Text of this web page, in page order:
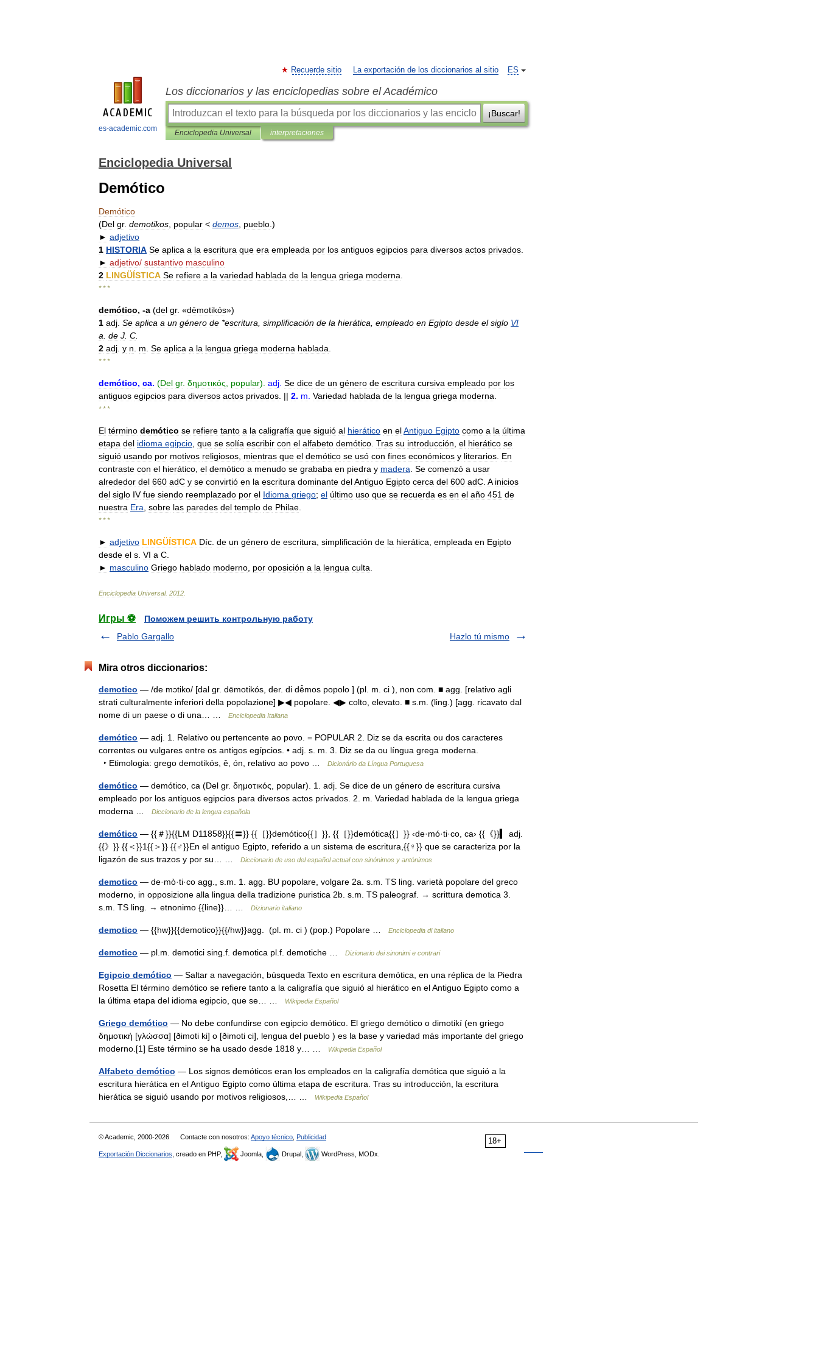
es-academic.com
ES
Recuerde sitio La exportación de los diccionarios al sitio
Los diccionarios y las enciclopedias sobre el Académico
¡Buscar!
Enciclopedia Universal interpretaciones
Enciclopedia Universal
Demótico
Demótico
(Del gr. demotikos popular < demos pueblo .)
► adjetivo
1 HISTORIA Se aplica a la escritura que era empleada por los antiguos egipcios para diversos actos privados
► adjetivo/ sustantivo masculino
2 LINGÜÍSTICA Se refiere a la variedad hablada de la lengua griega moderna
* * *
demótico, -a (del gr. «dēmotikós»)
1 adj Se aplica a un género de *escritura simplificación de la hierática empleado en Egipto desde el siglo VI
a de J C
2 adj y n m Se aplica a la lengua griega moderna hablada
* * *
demótico, ca. (Del gr. δημοτικός popular). adj Se dice de un género de escritura cursiva empleado por los
antiguos egipcios para diversos actos privados . || 2. m Variedad hablada de la lengua griega moderna
* * *
El término demótico se refiere tanto a la caligrafía que siguió al hierático en elAntiguo Egipto como a la última
etapa del idioma egipcio que se solía escribir con el alfabeto demótico Tras su introducción el hierático se
siguió usando por motivos religiosos mientras que el demótico se usó con fines económicos y literarios En
contraste con el hierático el demótico a menudo se grababa en piedra y madera Se comenzó a usar
alrededor del 660 adC y se convirtió en la escritura dominante delAntiguo Egipto cerca del 600 adC A inicios
del siglo IV fue siendo reemplazado por el Idioma griego; el último uso que se recuerda es en el año 451 de
nuestra Era sobre las paredes del templo de Philae
* * *
► adjetivo LINGÜÍSTICA Díc de un género de escritura simplificación de la hierática empleada en Egipto
desde el s VI a C
► masculino Griego hablado moderno por oposición a la lengua culta
Enciclopedia Universal. 2012
Игры ⚽
Поможем решить контрольную работу
Pablo Gargallo
Hazlo tú mismo
Mira otros diccionarios:
demotico — /de mɔtiko/ [dal gr. dēmotikós, der. di dē̂mos popolo ] (pl. m. ci ), non com. ■ agg. [relativo agli
strati culturalmente inferiori della popolazione] ▶◀ popolare. ◀▶ colto, elevato. ■ s.m. (ling.) [agg. ricavato dal
nome di un paese o di una… …
Enciclopedia Italiana
demótico — adj. 1. Relativo ou pertencente ao povo. = POPULAR 2. Diz se da escrita ou dos caracteres
correntes ou vulgares entre os antigos egípcios. • adj. s. m. 3. Diz se da ou língua grega moderna.
‣ Etimologia: grego demotikós, ê, ón, relativo ao povo …
Dicionário da Língua Portuguesa
demótico — demótico, ca (Del gr. δημοτικός, popular). 1. adj. Se dice de un género de escritura cursiva
empleado por los antiguos egipcios para diversos actos privados. 2. m. Variedad hablada de la lengua griega
moderna …
Diccionario de la lengua española
demótico — {{＃}}{{LM D11858}}{{〓}} {{［}}demótico{{］}}, {{［}}demótica{{］}} ‹de·mó·ti·co, ca› {{《}}▍ adj.
{{》}} {{＜}}1{{＞}} {{♂}}En el antiguo Egipto, referido a un sistema de escritura,{{♀}} que se caracteriza por la
ligazón de sus trazos y por su… …
Diccionario de uso del español actual con sinónimos y antónimos
demotico — de·mò·ti·co agg., s.m. 1. agg. BU popolare, volgare 2a. s.m. TS ling. varietà popolare del greco
moderno, in opposizione alla lingua della tradizione puristica 2b. s.m. TS paleograf. → scrittura demotica 3.
s.m. TS ling. → etnonimo {{line}}… …
Dizionario italiano
demotico — {{hw}}{{demotico}}{{/hw}}agg. (pl. m. ci ) (pop.) Popolare … Enciclopedia di italiano
demotico — pl.m. demotici sing.f. demotica pl.f. demotiche … Dizionario dei sinonimi e contrari
Egipcio demótico — Saltar a navegación, búsqueda Texto en escritura demótica, en una réplica de la Piedra
Rosetta El término demótico se refiere tanto a la caligrafía que siguió al hierático en el Antiguo Egipto como a
la última etapa del idioma egipcio, que se… …
Wikipedia Español
Griego demótico — No debe confundirse con egipcio demótico. El griego demótico o dimotikí (en griego
δημοτική [γλώσσα] [ðimoti ki] o [ðimoti ci], lengua del pueblo ) es la base y variedad más importante del griego
moderno.[1] Este término se ha usado desde 1818 y… …
Wikipedia Español
Alfabeto demótico — Los signos demóticos eran los empleados en la caligrafía demótica que siguió a la
escritura hierática en el Antiguo Egipto como última etapa de escritura. Tras su introducción, la escritura
hierática se siguió usando por motivos religiosos,… …
Wikipedia Español
18+
© Academic, 2000-2026 Contacte con nosotros: Apoyo técnico Publicidad
Exportación Diccionarios , creado en PHP, Joomla, Drupal, WordPress, MODx.